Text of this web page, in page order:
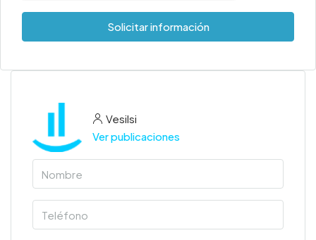
Solicitar información
Vesilsi
Ver publicaciones